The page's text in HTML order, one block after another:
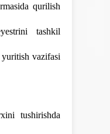
qurilish
tashkil
vazifasi
tushirishda